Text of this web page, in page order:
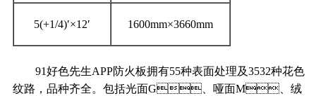
5(+1/4)′×12′ 1600mm×3660mm
91好色先生APP防火板拥有55种表面处理及3532种花色
纹路，品种齐全。包括光面G、哑面M、绒